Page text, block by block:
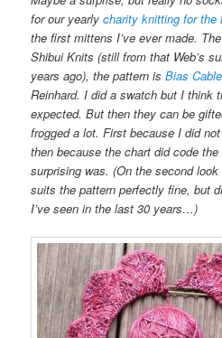
for our yearlycharity knitting for the
the first mittens I’ve ever made.
Shibui Knits (still from that Web’s
years ago), the pattern isBias
Reinhard. I did a swatch but I think
expected. But then they can be
frogged a lot. First because I did
then because the chart did code
surprising was. (On the second
suits the pattern perfectly fine, but
I’ve seen in the last 30 years…)